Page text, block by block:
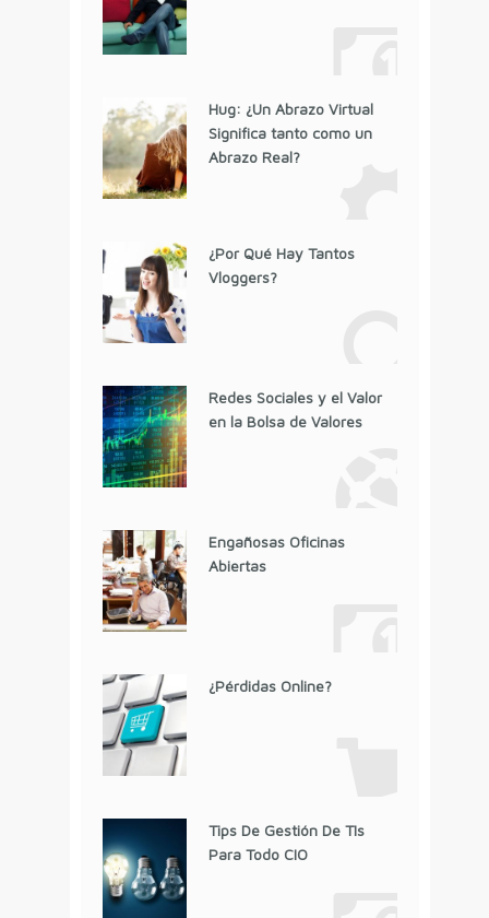
Hug: ¿Un Abrazo Virtual
Significa tanto como un
Abrazo Real?
¿Por Qué Hay Tantos
Vloggers?
Redes Sociales y el Valor
en la Bolsa de Valores
Engañosas Oficinas
Abiertas
¿Pérdidas Online?
Tips De Gestión De TIs
Para Todo CIO